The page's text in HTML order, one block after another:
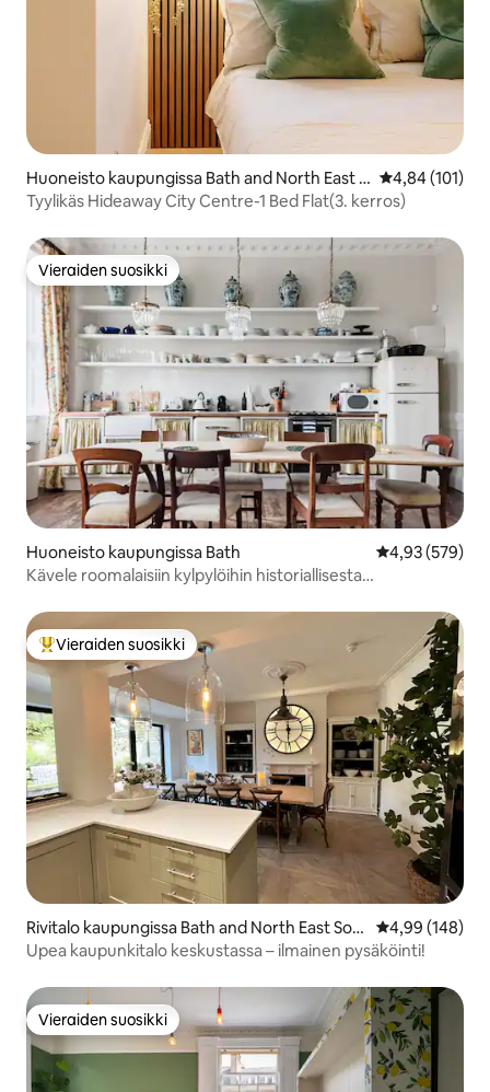
Huoneisto kaupungissa Bath and North East S
omerset
4,84 (101)
Tyylikäs Hideaway City Centre-1 Bed Flat(3. kerros)
Vieraiden suosikki
Vieraiden suosikki
Huoneisto kaupungissa Bath
4,93 (579)
Kävele roomalaisiin kylpylöihin historiallisesta
Vieraiden suosikkien parhaimmistoa
Vieraiden suosikki
Rivitalo kaupungissa Bath and North East Som
erset
4,99 (148)
Upea kaupunkitalo keskustassa – ilmainen pysäköinti!
Vieraiden suosikki
Vieraiden suosikki